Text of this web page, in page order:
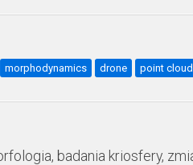
morphodynamics drone point
badania kriosfery,